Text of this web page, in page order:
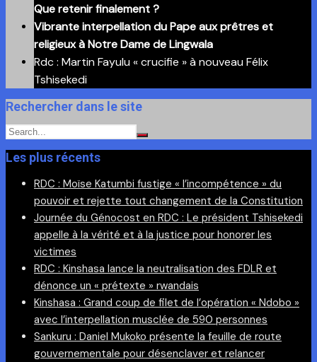
Que retenir finalement ?
Vibrante interpellation du Pape aux prêtres et
religieux à Notre Dame de Lingwala
Rdc : Martin Fayulu « crucifie » à nouveau Félix
Tshisekedi
Rechercher dans le site
Les plus récents
RDC : Moïse Katumbi fustige « l’incompétence » du
pouvoir et rejette tout changement de la Constitution
Journée du Génocost en RDC : Le président Tshisekedi
appelle à la vérité et à la justice pour honorer les
victimes
RDC : Kinshasa lance la neutralisation des FDLR et
dénonce un « prétexte » rwandais
Kinshasa : Grand coup de filet de l’opération « Ndobo »
avec l’interpellation musclée de 590 personnes
Sankuru : Daniel Mukoko présente la feuille de route
gouvernementale pour désenclaver et relancer